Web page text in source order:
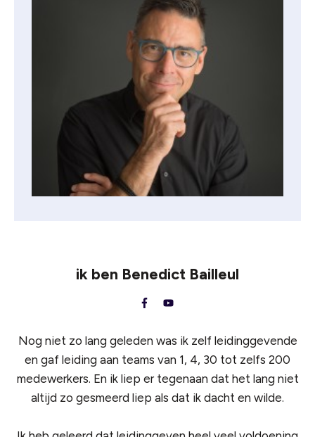
ik ben Benedict Bailleul
Nog niet zo lang geleden was ik zelf leidinggevende
en gaf leiding aan teams van 1, 4, 30 tot zelfs 200
medewerkers. En ik liep er tegenaan dat het lang niet
altijd zo gesmeerd liep als dat ik dacht en wilde.